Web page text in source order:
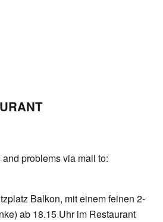
problems via mail to:
Balkon, mit einem feinen 2-
ab 18.15 Uhr im Restaurant